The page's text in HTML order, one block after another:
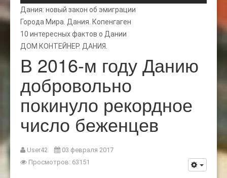
Дания: новый закон об эмиграции
Города Мира. Дания. Копенгаген
10 интересных фактов о Дании
ДОМ КОНТЕЙНЕР. ДАНИЯ.
В 2016-м году Данию
добровольно
покинуло рекордное
число беженцев
User42
03 февраля 2017
Просмотров: 63151